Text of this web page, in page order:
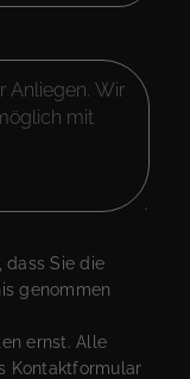
dass Sie die
genommen
ernst. Alle
Kontaktformular